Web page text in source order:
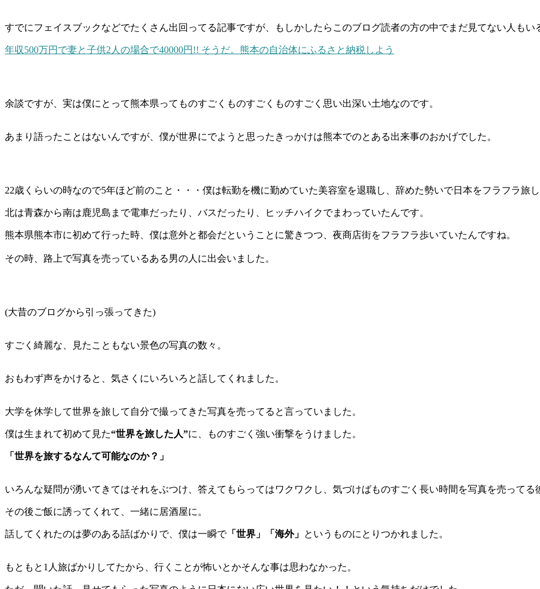
すでにフェイスブックなどでたくさん出回ってる記事ですが、もしかしたらこのブログ読者の方の中でまだ見てない人も
年収500万円で妻と子供2人の場合で40000円!! そうだ。熊本の自治体にふるさと納税しよう
余談ですが、実は僕にとって熊本県ってものすごくものすごくものすごく思い出深い土地なのです。
あまり語ったことはないんですが、僕が世界にでようと思ったきっかけは熊本でのとある出来事のおかげでした。
22歳くらいの時なので5年ほど前のこと・・・僕は転勤を機に勤めていた美容室を退職し、辞めた勢いで日本をフラフラ旅
北は青森から南は鹿児島まで電車だったり、バスだったり、ヒッチハイクでまわっていたんです。
熊本県熊本市に初めて行った時、僕は意外と都会だということに驚きつつ、夜商店街をフラフラ歩いていたんですね。
その時、路上で写真を売っているある男の人に出会いました。
(大昔のブログから引っ張ってきた)
すごく綺麗な、見たこともない景色の写真の数々。
おもわず声をかけると、気さくにいろいろと話してくれました。
大学を休学して世界を旅して自分で撮ってきた写真を売ってると言っていました。
僕は生まれて初めて見た“世界を旅した人”に、ものすごく強い衝撃をうけました。
「世界を旅するなんて可能なのか？」
いろんな疑問が湧いてきてはそれをぶつけ、答えてもらってはワクワクし、気づけばものすごく長い時間を写真を売ってる
その後ご飯に誘ってくれて、一緒に居酒屋に。
話してくれたのは夢のある話ばかりで、僕は一瞬で「世界」「海外」 というものにとりつかれました。
もともと1人旅ばかりしてたから、行くことが怖いとかそんな事は思わなかった。